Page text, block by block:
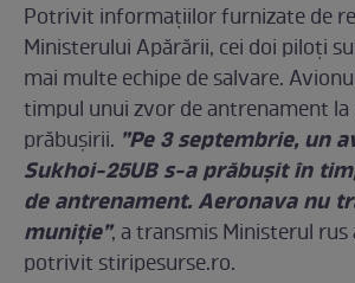
Potrivit informațiilor furnizate de
Ministerului Apărării, cei doi piloți
mai multe echipe de salvare.
timpul unui zvor de antrenament
prăbușirii. ”Pe 3 septembrie, un
Sukhoi-25UB s-a prăbușit în
de antrenament. Aeronava nu
muniție”, a transmis Ministerul rus
potrivit stiripesurse.ro.